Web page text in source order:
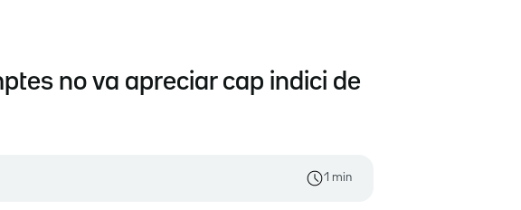
no va apreciar cap indici de
1 min